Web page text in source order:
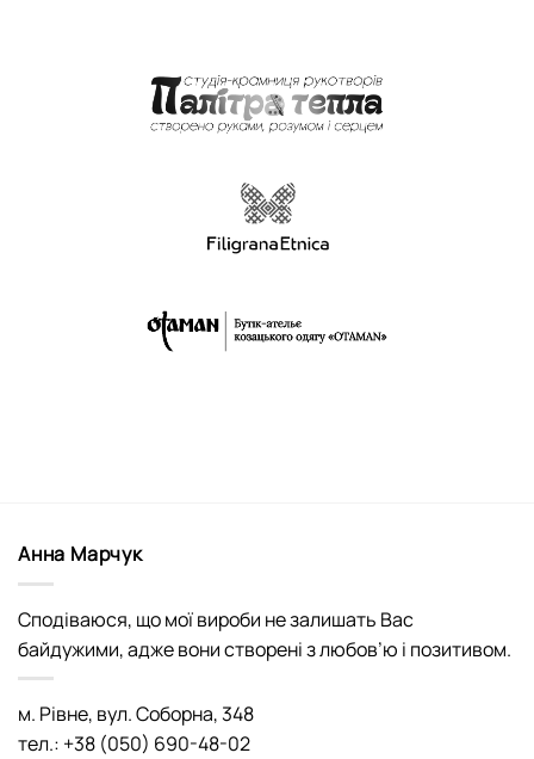
Анна Марчук
Сподіваюся, що мої вироби не залишать Вас
байдужими, адже вони створені з любов’ю і позитивом.
м. Рівне, вул. Соборна, 348
тел.: +38 (050) 690-48-02